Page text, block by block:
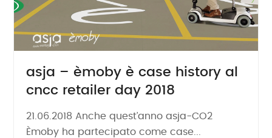
asja – èmoby è case history al
cncc retailer day 2018
21.06.2018 Anche quest’anno asja-CO2
Èmoby ha partecipato come case...